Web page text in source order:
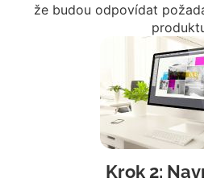
že budou odpovídat
Krok 2: